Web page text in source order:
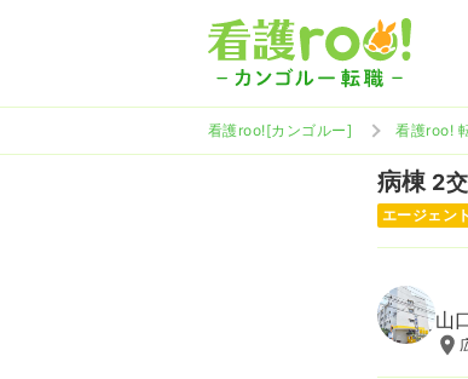
看護roo![カンゴルー] 看護roo!
病棟 2
エージェン
山